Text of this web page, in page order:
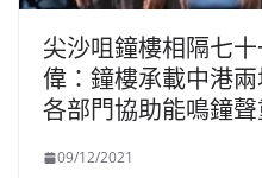
尖沙咀鐘樓相隔七
偉：鐘樓承載中港
各部門協助能鳴鐘
09/12/2021